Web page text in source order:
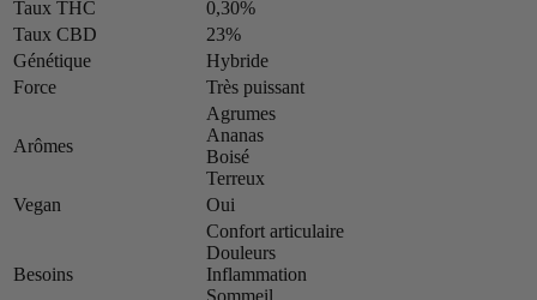
Taux THC
0,30%
Taux CBD
23%
Génétique
Hybride
Force
Très puissant
Arômes
Agrumes
Ananas
Boisé
Terreux
Vegan
Oui
Besoins
Confort articulaire
Douleurs
Inflammation